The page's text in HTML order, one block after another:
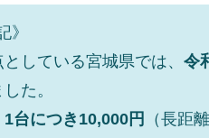
》
している宮城県では、 令
た。
1台につき10,000円
（長距